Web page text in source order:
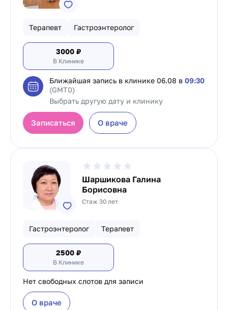
Терапевт Гастроэнтеролог
3000 ₽
В Клинике
Ближайшая запись в клинике 06.08 в 09:30
(GMT0)
Выбрать другую дату и клинику
Записаться О враче
Шаршикова Галина
Борисовна
Стаж 30 лет
Гастроэнтеролог Терапевт
2500 ₽
В Клинике
Нет свободных слотов для записи
О враче